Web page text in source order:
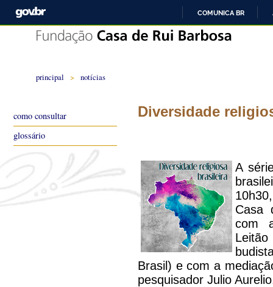
COMUNICA BR
principal > notícias
Diversidade
A
Casa
com
Brasil) e com a
pesquisador Julio
como consultar
glossário